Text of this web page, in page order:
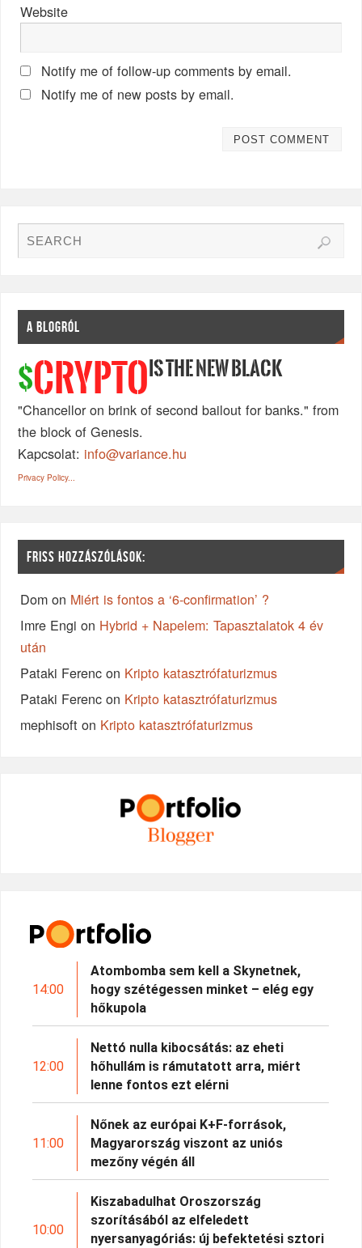
Website
Notify me of follow-up comments by email.
Notify me of new posts by email.
A BLOGRÓL
$CRYPTO IS THE NEW BLACK
"Chancellor on brink of second bailout for banks." from
the block of Genesis.
Kapcsolat: info@variance.hu
Privacy Policy...
FRISS HOZZÁSZÓLÁSOK:
Dom on Miért is fontos a ‘6-confirmation’ ?
Imre Engi on Hybrid + Napelem: Tapasztalatok 4 év
után
Pataki Ferenc on Kripto katasztrófaturizmus
Pataki Ferenc on Kripto katasztrófaturizmus
mephisoft on Kripto katasztrófaturizmus
14:00
Atombomba sem kell a Skynetnek,
hogy szétégessen minket – elég egy
hőkupola
12:00
Nettó nulla kibocsátás: az eheti
hőhullám is rámutatott arra, miért
lenne fontos ezt elérni
11:00
Nőnek az európai K+F-források,
Magyarország viszont az uniós
mezőny végén áll
10:00
Kiszabadulhat Oroszország
szorításából az elfeledett
nyersanyagóriás: új befektetési sztori